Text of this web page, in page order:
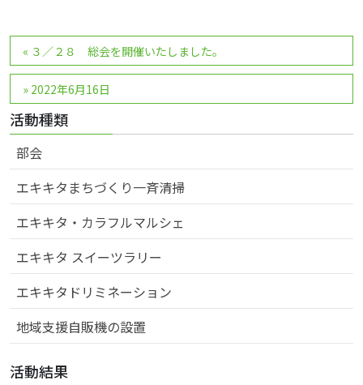
投
稿
ナ
ビ
ゲ
ー
シ
ョ
ン
« ３／２８ 総会を開催いたしました。
» 2022年6月16日
活動種類
部会
エキキタまちづくり一斉清掃
エキキタ・カラフルマルシェ
エキキタ スイーツラリー
エキキタドリミネーション
地域支援自販機の設置
活動結果